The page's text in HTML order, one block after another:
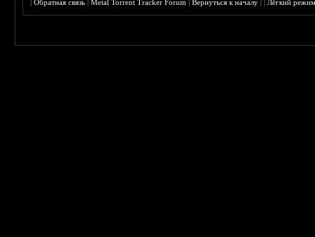
|Обратная связь |Metal Torrent Tracker Forum |Вернуться к началу ||Лёгкий